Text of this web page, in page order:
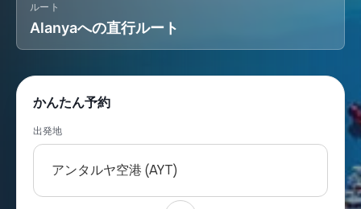
ルート
Alanyaへの直行ルート
かんたん予約
出発地
アンタルヤ空港 (AYT)